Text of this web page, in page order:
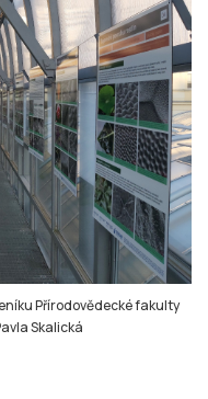
Přírodovědecké fakulty
Skalická